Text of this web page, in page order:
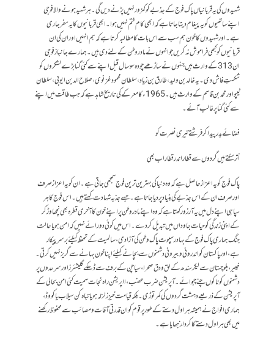
شہیدوں کی یہ قربانیاں پاک فوج کے جذبے کو کمزور نہیں پڑنے دیں گی۔ ہر شہید ہونے والا فوجی
اپنے ساتھیوں کو یہ پیغام دیتا جاتا ہے کہ ابھی کام ختم نہیں ہوا۔ ابھی قربانیوں کا یہ سفر جاری
ہے۔اور شہیدوں کا خون ہم سب سے اس بات کا مطالبہ کرتا ہے کہ ہم انہیں اور ان کی ان
قربانیوں کو کبھی فراموش نہ کریں جو انہوں نے مادر وطن کے لئے دی ہیں۔ہمارے جانباز فوجی
ان 313کے وارث ہیں جنہوں نے ساڑھے چودہ سو سال قبل اپنے سے کئی گنا بڑے لشکروں کو
شکستِ فاش دی۔ یہ خالد بن ولید ، طارق بن زیاد، سلطان محمود غزنوی، صلاح الدین ایوبی، سلطان
ٹیپواور محمد بن قاسم کے وارث ہیں۔ 1965 ء کا معرکے کی تاریخ شاہد ہے کہ جب طاقت میں اپنے
سے کئی گناپر غالب آئے ۔
فضائے بدر پیدا کر فرشتے تیری نصرت کو
اْترسکتے ہیں گردوں سے قطار اندر قطار اب بھی
پاک فوج کو یہ اعزاز حاصل ہے کہ وہ دنیا کی بہترین ترین فوج سمجھی جاتی ہے۔ ان کو یہ اعزاز صرف
اور صرف ان کے اس جذبے کی بنیاد پر دیا جاتا ہے۔جسے جذبہ شہادت کہتے ہیں۔ اس فوج کا ہر
سپاہی اپنے دل میں یہ آرزو رکھتا ہے کہ وہ اپنے مادر وطن پر اپنے خون کا آخری قطرہ بھی نچھاوڑ کر
کے اپنی زندگی کو حیات جاوداں میں تبدیل کر دے۔اس میں کوئی دو رائے نہیں کہ امن ہو یا حالت
جنگ ہماری پاک فوج کے بہادر سپوت پاک وطن کی آزادی ، سا لمیت کے تحفظ کیلئے برسر پیکار
ہے،اور پاکستان کو اندرونی و بیرونی دشمنوں سے بچانے کیلئے اپنا خون بہانے سے گریز نہیں کرتی۔
خیبر ، بلو چستان سے لیکر سندھ کے لق و دق صحرا ، سیاچن کے برف سے ڈھکے گلیشئرز اور سرحدوں پر
دشمنوں کو ناکوں چنے چبوائے ۔ آپریشن ضرب عضب ، ااپریشن راہ نجات سمیت کئی امن بحالی کے
آپریشن کے ذریعے دہشت گردوں کی کمر توڑی ۔ بلکہ قیامت خیز زلزلہ ہو یا تباہ کن سیلاب یا کووڈ،
ہماری افواج نے ہمیشہ ہراول دستے کے طور پرقوم کو ان قدرتی آفات و مصائب سے محفوظ رکھنے
میں بھی ہراول دستے کا کردار نبھایا ہے ۔